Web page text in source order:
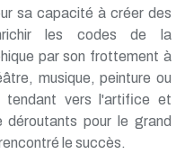
sa capacité à créer des
les codes de la
par son frottement à
musique, peinture ou
tendant vers l'artifice et
déroutants pour le grand
le succès.